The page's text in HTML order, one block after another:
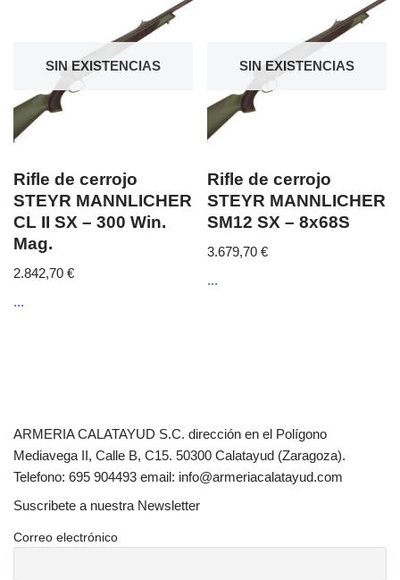
SIN EXISTENCIAS
Rifle de cerrojo
STEYR MANNLICHER
CL II SX – 300 Win.
Mag.
2.842,70 €
...
SIN EXISTENCIAS
Rifle de cerrojo
STEYR MANNLICHER
SM12 SX – 8x68S
3.679,70€
...
ARMERIA CALATAYUD S.C. dirección en el Polígono
Mediavega II, Calle B, C15. 50300 Calatayud (Zaragoza).
Telefono: 695 904493 email: info@armeriacalatayud.com
Suscribete a nuestra Newsletter
Correo electrónico